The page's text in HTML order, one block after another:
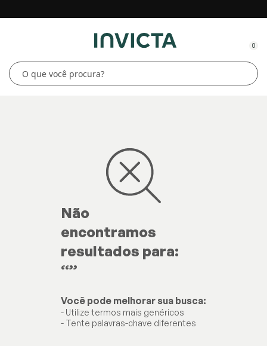
0
Não
encontramos
resultados para:
“”
Você pode melhorar sua busca:
- Utilize termos mais genéricos
- Tente palavras-chave diferentes